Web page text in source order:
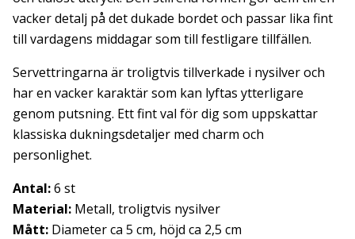
vacker detalj på det dukade bordet och passar lika fint
till vardagens middagar som till festligare tillfällen.
Servettringarna är troligtvis tillverkade i nysilver och
har en vacker karaktär som kan lyftas ytterligare
genom putsning. Ett fint val för dig som uppskattar
klassiska dukningsdetaljer med charm och
personlighet.
Antal:6 st
Material: Metall, troligtvis nysilver
Mått: Diameter ca 5 cm, höjd ca 2,5 cm